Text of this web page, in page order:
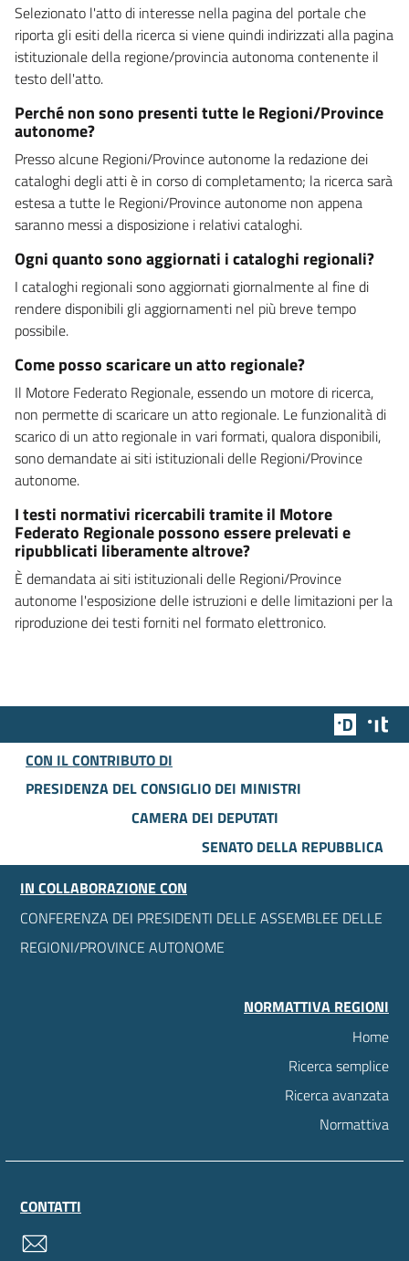
Selezionato l'atto di interesse nella pagina del portale che
riporta gli esiti della ricerca si viene quindi indirizzati alla pagina
istituzionale della regione/provincia autonoma contenente il
testo dell'atto.
Perché non sono presenti tutte le Regioni/Province
autonome?
Presso alcune Regioni/Province autonome la redazione dei
cataloghi degli atti è in corso di completamento; la ricerca sarà
estesa a tutte le Regioni/Province autonome non appena
saranno messi a disposizione i relativi cataloghi.
Ogni quanto sono aggiornati i cataloghi regionali?
I cataloghi regionali sono aggiornati giornalmente al fine di
rendere disponibili gli aggiornamenti nel più breve tempo
possibile.
Come posso scaricare un atto regionale?
Il Motore Federato Regionale, essendo un motore di ricerca,
non permette di scaricare un atto regionale. Le funzionalità di
scarico di un atto regionale in vari formati, qualora disponibili,
sono demandate ai siti istituzionali delle Regioni/Province
autonome.
I testi normativi ricercabili tramite il Motore
Federato Regionale possono essere prelevati e
ripubblicati liberamente altrove?
È demandata ai siti istituzionali delle Regioni/Province
autonome l'esposizione delle istruzioni e delle limitazioni per la
riproduzione dei testi forniti nel formato elettronico.
Team
CON IL CONTRIBUTO DI
PRESIDENZA DEL CONSIGLIO DEI MINISTRI
CAMERA DEI DEPUTATI
SENATO DELLA REPUBBLICA
IN COLLABORAZIONE CON
CONFERENZA DEI PRESIDENTI DELLE ASSEMBLEE DELLE
REGIONI/PROVINCE AUTONOME
NORMATTIVA REGIONI
Home
Ricerca semplice
Ricerca avanzata
Normattiva
CONTATTI